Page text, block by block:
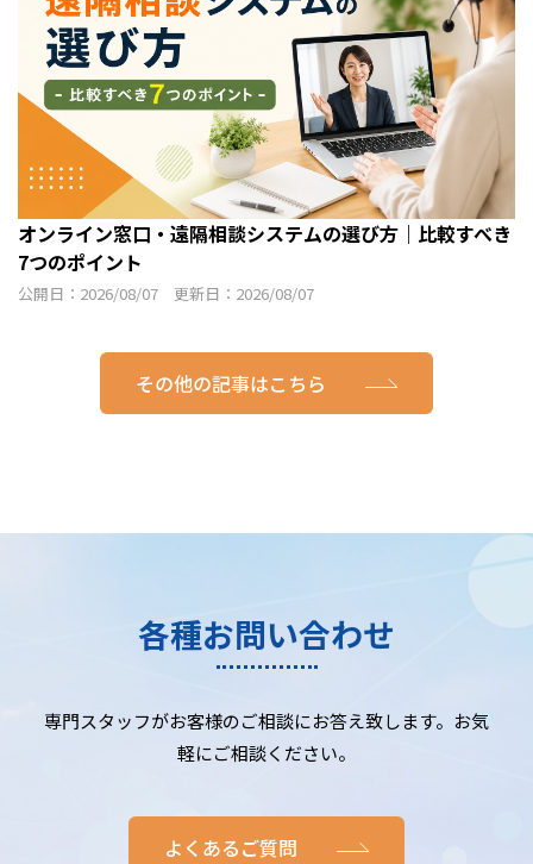
オンライン窓口・遠隔相談システムの選び方｜比較すべき
7つのポイント
公開日：2026/08/07 更新日：2026/08/07
その他の記事はこちら
各種お問い合わせ
専門スタッフがお客様のご相談にお答え致します。お気
軽にご相談ください。
よくあるご質問